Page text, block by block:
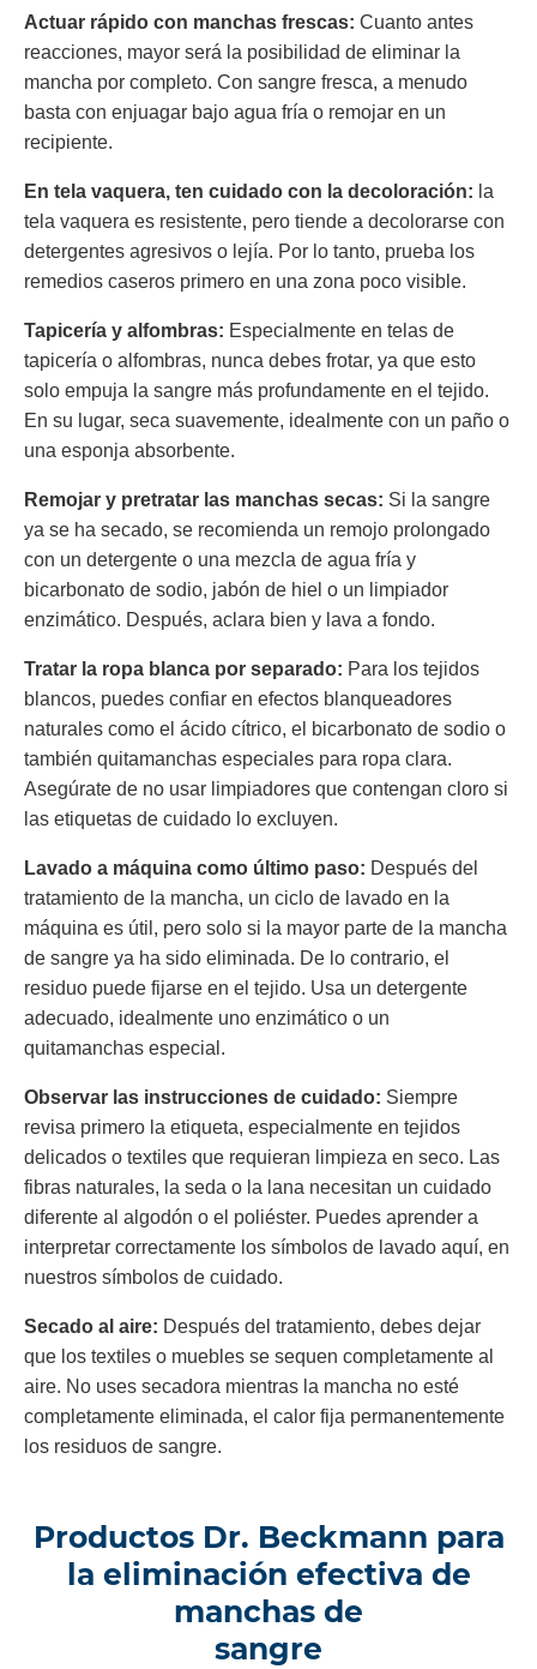
Actuar rápido con manchas frescas: Cuanto antes
reacciones, mayor será la posibilidad de eliminar la
mancha por completo. Con sangre fresca, a menudo
basta con enjuagar bajo agua fría o remojar en un
recipiente.
En tela vaquera, ten cuidado con la decoloración: la
tela vaquera es resistente, pero tiende a decolorarse con
detergentes agresivos o lejía. Por lo tanto, prueba los
remedios caseros primero en una zona poco visible.
Tapicería y alfombras: Especialmente en telas de
tapicería o alfombras, nunca debes frotar, ya que esto
solo empuja la sangre más profundamente en el tejido.
En su lugar, seca suavemente, idealmente con un paño o
una esponja absorbente.
Remojar y pretratar las manchas secas: Si la sangre
ya se ha secado, se recomienda un remojo prolongado
con un detergente o una mezcla de agua fría y
bicarbonato de sodio, jabón de hiel o un limpiador
enzimático. Después, aclara bien y lava a fondo.
Tratar la ropa blanca por separado: Para los tejidos
blancos, puedes confiar en efectos blanqueadores
naturales como el ácido cítrico, el bicarbonato de sodio o
también quitamanchas especiales para ropa clara.
Asegúrate de no usar limpiadores que contengan cloro si
las etiquetas de cuidado lo excluyen.
Lavado a máquina como último paso: Después del
tratamiento de la mancha, un ciclo de lavado en la
máquina es útil, pero solo si la mayor parte de la mancha
de sangre ya ha sido eliminada. De lo contrario, el
residuo puede fijarse en el tejido. Usa un detergente
adecuado, idealmente uno enzimático o un
quitamanchas especial.
Observar las instrucciones de cuidado: Siempre
revisa primero la etiqueta, especialmente en tejidos
delicados o textiles que requieran limpieza en seco. Las
fibras naturales, la seda o la lana necesitan un cuidado
diferente al algodón o el poliéster. Puedes aprender a
interpretar correctamente los símbolos de lavado aquí, en
nuestros símbolos de cuidado.
Secado al aire: Después del tratamiento, debes dejar
que los textiles o muebles se sequen completamente al
aire. No uses secadora mientras la mancha no esté
completamente eliminada, el calor fija permanentemente
los residuos de sangre.
Productos Dr. Beckmann para
la eliminación efectiva de
manchas de
sangre